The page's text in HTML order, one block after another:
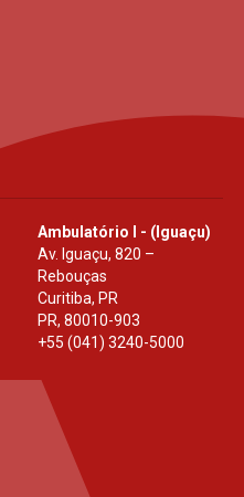
Ambulatório I - (Iguaçu)
Av. Iguaçu, 820 –
Rebouças
Curitiba, PR
PR, 80010-903
+55 (041) 3240-5000